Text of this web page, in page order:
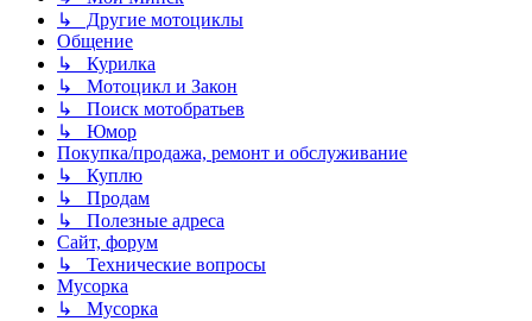
↳ Другие мотоциклы
Общение
↳ Курилка
↳ Мотоцикл и Закон
↳ Поиск мотобратьев
↳ Юмор
Покупка/продажа, ремонт и обслуживание
↳ Куплю
↳ Продам
↳ Полезные адреса
Сайт, форум
↳ Технические вопросы
Мусорка
↳ Мусорка